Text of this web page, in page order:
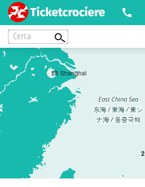
Cerca
13 Shanghai
2